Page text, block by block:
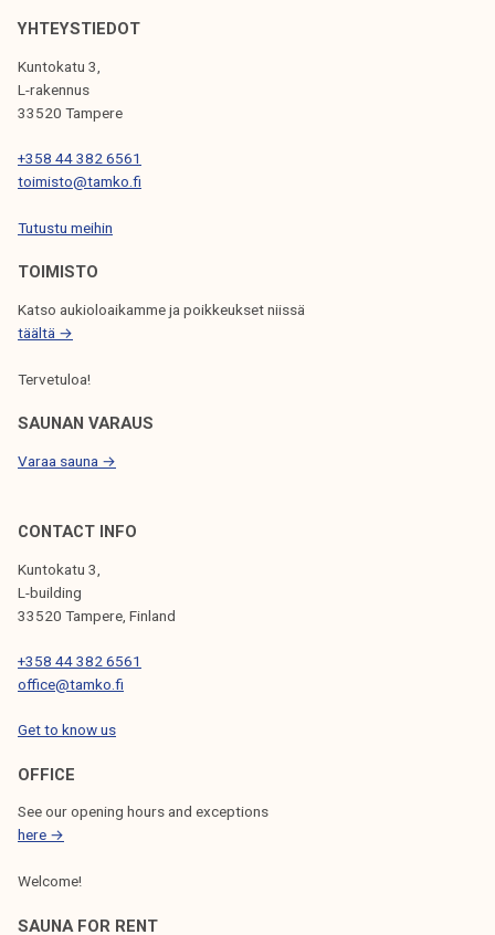
E
L
I
E
N
S
E
L
A
U
S
YHTEYSTIEDOT
Kuntokatu 3,
L-rakennus
33520 Tampere
+358 44 382 6561
toimisto@tamko.fi
Tutustu meihin
TOIMISTO
Katso aukioloaikamme ja poikkeukset niissä
täältä →
Tervetuloa!
SAUNAN VARAUS
Varaa sauna →
CONTACT INFO
Kuntokatu 3,
L-building
33520 Tampere, Finland
+358 44 382 6561
office@tamko.fi
Get to know us
OFFICE
See our opening hours and exceptions
here →
Welcome!
SAUNA FOR RENT